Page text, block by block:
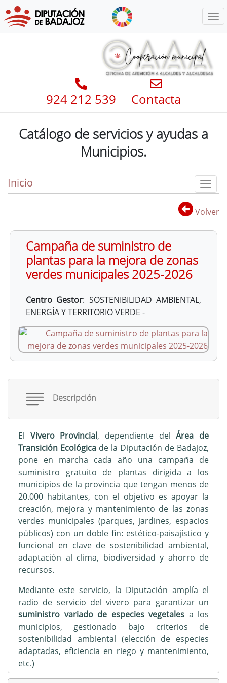
924 212 539 Contacta
Catálogo de servicios y ayudas a
Municipios.
Inicio
Volver
Campaña de suministro de
plantas para la mejora de zonas
verdes municipales 2025-2026
Centro Gestor: SOSTENIBILIDAD AMBIENTAL,
ENERGÍA Y TERRITORIO VERDE -
Descripción
El Vivero Provincial, dependiente delÁrea de
Transición Ecológica de la Diputación de Badajoz,
pone en marcha cada año una campaña de
suministro gratuito de plantas dirigida a los
municipios de la provincia que tengan menos de
20.000 habitantes, con el objetivo es apoyar la
creación, mejora y mantenimiento de las zonas
verdes municipales (parques, jardines, espacios
públicos) con un doble fin: estético-paisajístico y
funcional en clave de sostenibilidad ambiental,
adaptación al clima, biodiversidad y ahorro de
recursos.
Mediante este servicio, la Diputación amplía el
radio de servicio del vivero para garantizar un
suministro variado de especies vegetales a los
municipios, gestionado bajo criterios de
sostenibilidad ambiental (elección de especies
adaptadas, eficiencia en riego y mantenimiento,
etc.)